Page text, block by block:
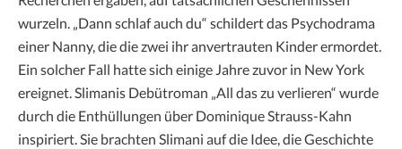
wurzeln. „Dann schlaf auch du“ schildert das Psychodrama
einer Nanny, die die zwei ihr anvertrauten Kinder ermordet.
Ein solcher Fall hatte sich einige Jahre zuvor in New York
ereignet. Slimanis Debütroman „All das zu verlieren“ wurde
durch die Enthüllungen über Dominique Strauss-Kahn
inspiriert. Sie brachten Slimani auf die Idee, die Geschichte